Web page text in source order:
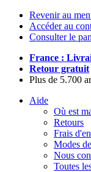
Revenir au
Accéder au
Consulter le
France :
Retour gratuit
Plus de 5.700
Aide
Où est
Retours
Frais
Modes
Nous
Toutes